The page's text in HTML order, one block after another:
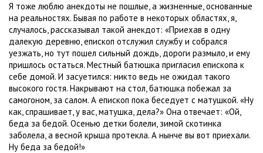
Я тоже люблю анекдоты не пошлые, а жизненные, основанные
на реальностях. Бывая по работе в некоторых областях, я,
случалось, рассказывал такой анекдот: «Приехав в одну
далекую деревню, епископ отслужил службу и собрался
уезжать, но тут пошел сильный дождь, дороги размыло, и ему
пришлось остаться. Местный батюшка пригласил епископа к
себе домой. И засуетился: никто ведь не ожидал такого
высокого гостя. Накрывают на стол, батюшка побежал за
самогоном, за салом. А епископ пока беседует с матушкой. «Ну
как, спрашивает, у вас, матушка, дела?» Она отвечает: «Ой,
беда за бедой. Осенью детки болели, зимой скотинка
заболела, а весной крыша протекла. А нынче вы вот приехали.
Ну беда за бедой!»